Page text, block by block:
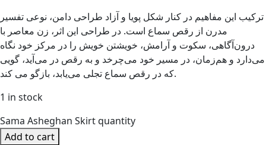
ترکیب این مفاهیم در کنار شکل پویا و آزاد طراحی دامن، نوعی تفسیر
مدرن از رقص سماع است. در طراحی این اثر، زن معاصر با
درون‌آگاهی، سکوت و آرامش، خویشتن خویش را در مرکز خود نگاه
می‌دارد و هم‌زمان، در مسیر خود می‌چرخد و به رقص در می‌آید، گویی
که در رقص سماع تجلی می‌یابد، بازگو می کند.
1 in stock
Sama Asheghan Skirt quantity
Add to cart